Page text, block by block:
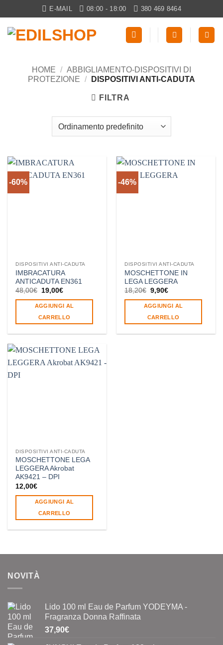
ai
contenuti
E-MAIL 08:00 - 18:00 380 469 8464
HOME / ABBIGLIAMENTO-DISPOSITIVI DI
PROTEZIONE / DISPOSITIVI ANTI-CADUTA
FILTRA
-60%
DISPOSITIVI ANTI-CADUTA
IMBRACATURA
ANTICADUTA EN361
48,00€ Il
originale
era:
48,00€.
19,00€Il
attuale
è:
19,00€.
AGGIUNGI AL
CARRELLO
-46%
DISPOSITIVI ANTI-CADUTA
MOSCHETTONE IN
LEGA LEGGERA
18,20€ Il
originale
era:
18,20€.
9,90€Il
attuale
è:
9,90€.
AGGIUNGI AL
CARRELLO
DISPOSITIVI ANTI-CADUTA
MOSCHETTONE LEGA
LEGGERA Akrobat
AK9421 – DPI
12,00€
AGGIUNGI AL
CARRELLO
NOVITÀ
Lido 100 ml Eau de Parfum YODEYMA -
Fragranza Donna Raffinata
37,90€